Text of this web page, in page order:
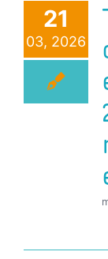
21
03, 2026